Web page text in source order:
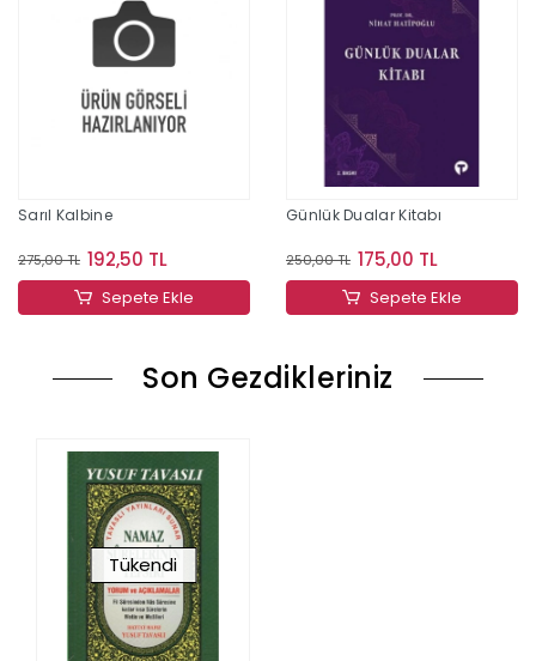
Sarıl Kalbine
275,00 TL 192,50 TL
Sepete Ekle
Günlük Dualar Kitabı
250,00 TL 175,00 TL
Sepete Ekle
Son Gezdikleriniz
Tükendi